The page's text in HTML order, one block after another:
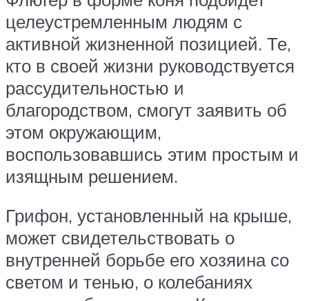
целеустремленным людям с
активной жизненной позицией. Те,
кто в своей жизни руководствуется
рассудительностью и
благородством, смогут заявить об
этом окружающим,
воспользовавшись этим простым и
изящным решением.
Грифон, установленный на крыше,
может свидетельствовать о
внутренней борьбе его хозяина со
светом и тенью, о колебаниях